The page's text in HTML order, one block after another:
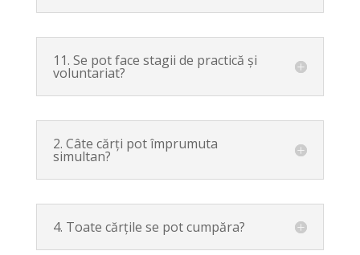
11. Se pot face stagii de practică și
voluntariat?
2. Câte cărți pot împrumuta
simultan?
4. Toate cărțile se pot cumpăra?